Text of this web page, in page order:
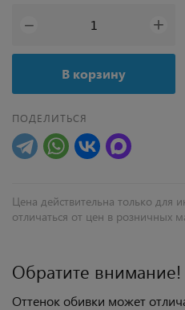
− +
В корзину
ПОДЕЛИТЬСЯ
Цена действительна только для
отличаться от цен в розничных
Обратите внимание!
Оттенок обивки может